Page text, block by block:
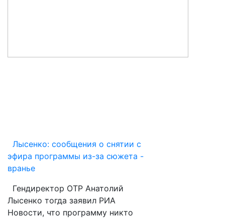
Лысенко: сообщения о снятии с
эфира программы из-за сюжета -
вранье
Гендиректор ОТР Анатолий
Лысенко тогда заявил РИА
Новости, что программу никто